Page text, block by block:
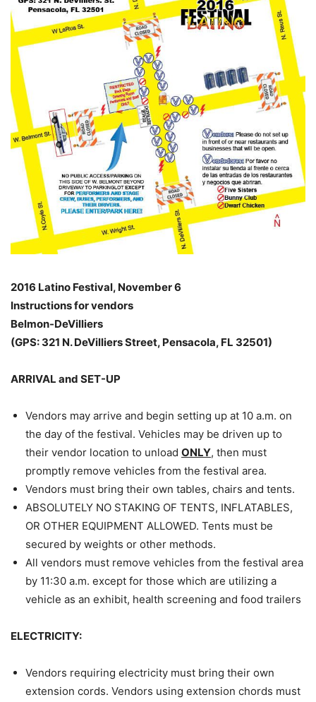
2016 Latino Festival, November 6
Instructions for vendors
Belmon-DeVilliers
(GPS: 321 N. DeVilliers Street, Pensacola, FL 32501)
ARRIVAL and SET-UP
Vendors may arrive and begin setting up at 10 a.m. on
the day of the festival. Vehicles may be driven up to
their vendor location to unload ONLY, then must
promptly remove vehicles from the festival area.
Vendors must bring their own tables, chairs and tents.
ABSOLUTELY NO STAKING OF TENTS, INFLATABLES,
OR OTHER EQUIPMENT ALLOWED. Tents must be
secured by weights or other methods.
All vendors must remove vehicles from the festival area
by 11:30 a.m. except for those which are utilizing a
vehicle as an exhibit, health screening and food trailers
ELECTRICITY:
Vendors requiring electricity must bring their own
extension cords. Vendors using extension chords must